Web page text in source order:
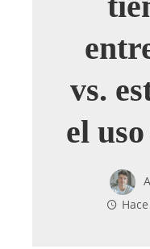
vs.
el